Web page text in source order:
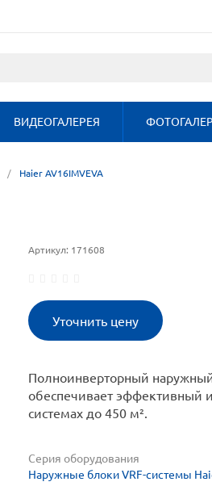
ВИДЕОГАЛЕРЕЯ
/ Haier AV16IMVEVA
Артикул: 171608
Уточнить цену
Полноинверторный
обеспечивает эффективный
системах до 450 м².
Серия оборудования
Наружные блоки VRF-системы